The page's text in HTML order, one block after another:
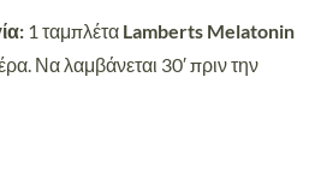
1 ταμπλέτα Lamberts Melatonin
Να λαμβάνεται 30′ πριν την